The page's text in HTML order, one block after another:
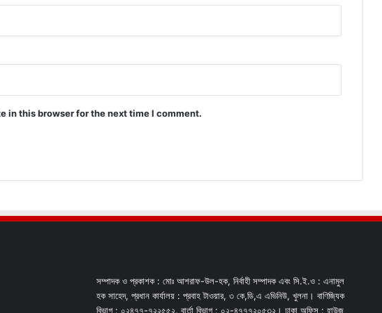
in this browser for the next time I comment.
সম্পাদক ও প্রকাশক : মোঃ আশরাফ-উল-হক, নির্বাহী সম্পাদক এবং সি.ই.ও : এনামুল
হক সাহেদ, প্রধান কার্যালয় : প্রবাহ টাওয়ার, ৩ কে,ডি,এ এভিনিউ, খুলনা। বাণিজ্যিক
বিভাগ : ০২৪৭৭-৭২২৫৫২. বার্তা বিভাগ : ০২-৪৭৭৭২০৫৩২। ঢাকা অফিস : হাউজ